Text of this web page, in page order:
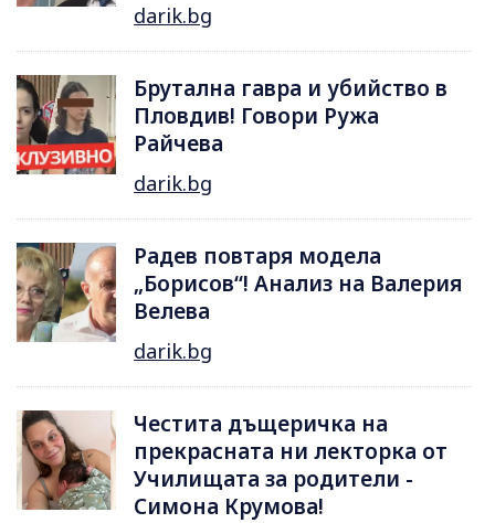
darik.bg
Брутална гавра и убийство в
Пловдив! Говори Ружа
Райчева
darik.bg
Радев повтаря модела
„Борисов“! Анализ на Валерия
Велева
darik.bg
Честита дъщеричка на
прекрасната ни лекторка от
Училищата за родители -
Симона Крумова!